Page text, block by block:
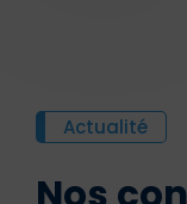
Actualité